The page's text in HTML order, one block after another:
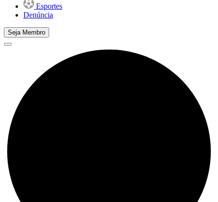
Esportes
Denúncia
Seja Membro